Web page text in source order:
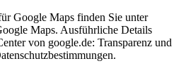
Google Maps finden Sie unter
Maps. Ausführliche Details
von google.de: Transparenz und